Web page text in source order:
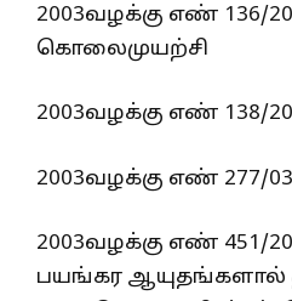
2003வழக்கு எண் 136/
கொலைமுயற்சி
2003வழக்கு எண் 138/
2003வழக்கு எண் 277/
2003வழக்கு எண் 451/
பயங்கர ஆயுதங்களால்